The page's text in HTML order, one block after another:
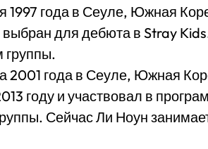
1997 года в Сеуле, Южная
для дебюта в Stray
группы.
2001 года в Сеуле, Южная
году и участвовал в
Сейчас Ли Ноун